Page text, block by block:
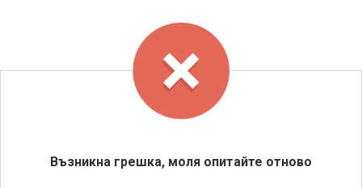
Възникна грешка, моля опитайте отново